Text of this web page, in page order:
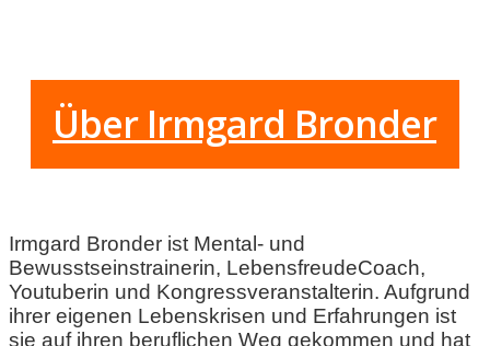
Über Irmgard Bronder
Irmgard Bronder ist Mental- und
Bewusstseinstrainerin, LebensfreudeCoach,
Youtuberin und Kongressveranstalterin. Aufgrund
ihrer eigenen Lebenskrisen und Erfahrungen ist
sie auf ihren beruflichen Weg gekommen und hat